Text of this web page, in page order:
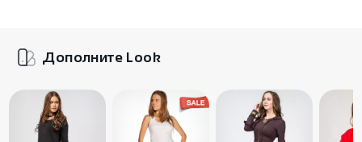
Дополните Look